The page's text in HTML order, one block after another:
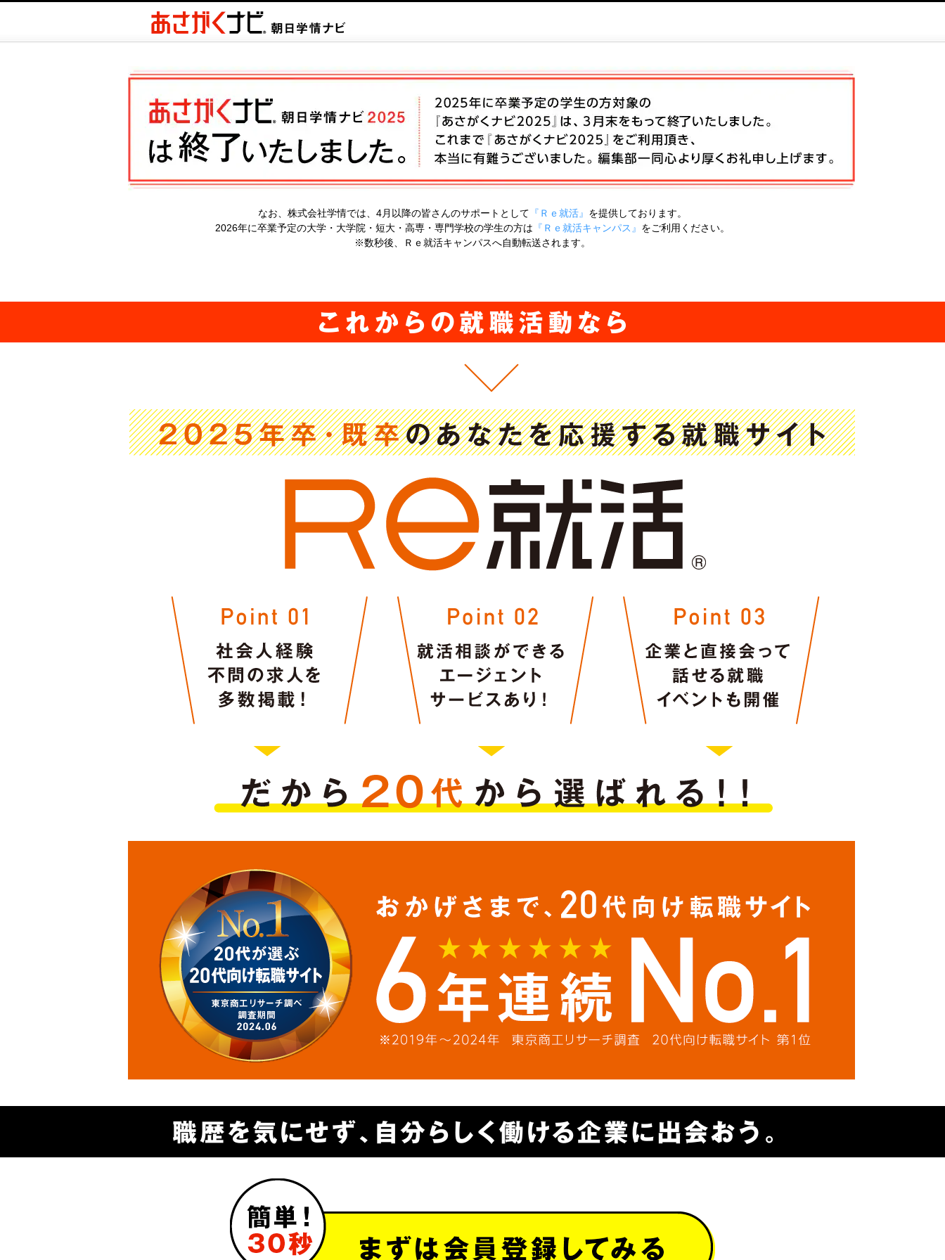
なお、株式会社学情では、4月以降の皆さんのサポートとして 『Ｒｅ就活』 を提供しております。
2026年に卒業予定の大学・大学院・短大・高専・専門学校の学生の方は 『Ｒｅ就活キャンパス』 をご利用ください。
※数秒後、Ｒｅ就活キャンパスへ自動転送されます。